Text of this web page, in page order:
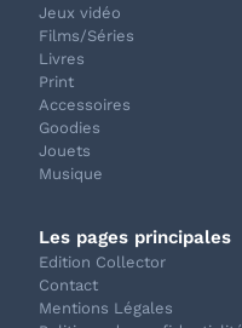
Jeux vidéo
Films/Séries
Livres
Print
Accessoires
Goodies
Jouets
Musique
Les pages principales
Edition Collector
Contact
Mentions Légales